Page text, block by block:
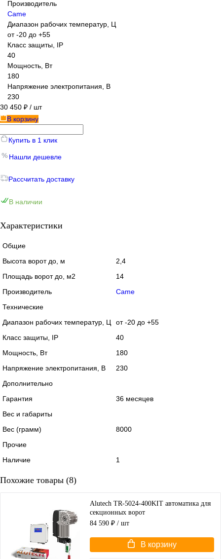
Производитель
Came
Диапазон рабочих температур, Ц
от -20 до +55
Класс защиты, IP
40
Мощность, Вт
180
Напряжение электропитания, В
230
30 450 ₽ / шт
В корзину
Купить в 1 клик
Нашли дешевле
Рассчитать доставку
В наличии
Характеристики
Общие
Высота ворот до, м
2,4
Площадь ворот до, м2
14
Производитель
Came
Технические
Диапазон рабочих температур, Ц
от -20 до +55
Класс защиты, IP
40
Мощность, Вт
180
Напряжение электропитания, В
230
Дополнительно
Гарантия
36 месяцев
Вес и габариты
Вес (грамм)
8000
Прочие
Наличие
1
Похожие товары (8)
Alutech TR-5024-400KIT автоматика для
секционных ворот
84 590 ₽ / шт
В корзину